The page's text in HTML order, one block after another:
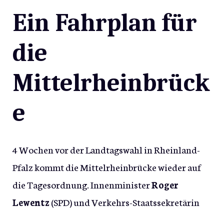
Ein Fahrplan für
die
Mittelrheinbrück
e
4 Wochen vor der Landtagswahl in Rheinland-
Pfalz kommt die Mittelrheinbrücke wieder auf
die Tagesordnung. InnenministerRoger
Lewentz(SPD) und Verkehrs-Staatssekretärin